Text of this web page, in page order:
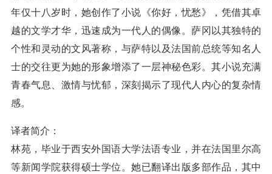
年仅十八岁时，她创作了小说《你好，忧愁》，凭借其卓
越的文学才华，迅速成为一代人的偶像。萨冈以其独特的
个性和灵动的文风著称，与萨特以及法国前总统等知名人
士的交往更为她的形象增添了一层神秘色彩。其小说充满
青春气息、激情与忧郁，深刻揭示了现代人内心的复杂情
感。
译者简介：
林苑，毕业于西安外国语大学法语专业，并在法国里尔高
等新闻学院获得硕士学位。她已翻译出版多部作品，其中